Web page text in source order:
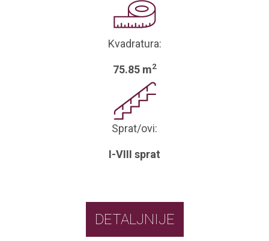
Kvadratura:
75.85 m2
Sprat/ovi:
I-VIII sprat
DETALJNIJE